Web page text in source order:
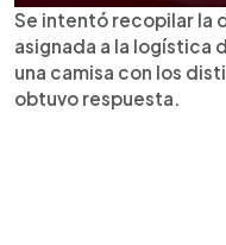
Se intentó recopilar la
asignada a la logística
una camisa con los
obtuvo respuesta.